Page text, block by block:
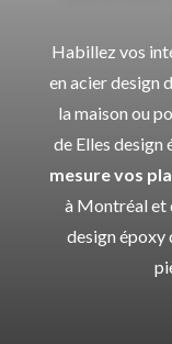
Habillez vos
en acier design
la maison ou
de Elles design
mesure vos
à Montréal et
design époxy